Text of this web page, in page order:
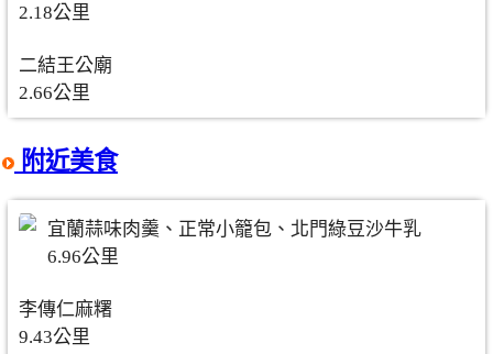
2.18公里
二結王公廟
2.66公里
附近美食
宜蘭蒜味肉羹、正常小籠包、北門綠豆沙牛乳
6.96公里
李傳仁麻糬
9.43公里